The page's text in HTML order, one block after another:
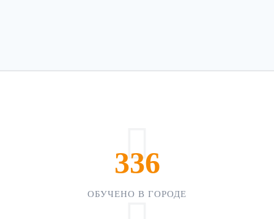
336
ОБУЧЕНО В ГОРОДЕ